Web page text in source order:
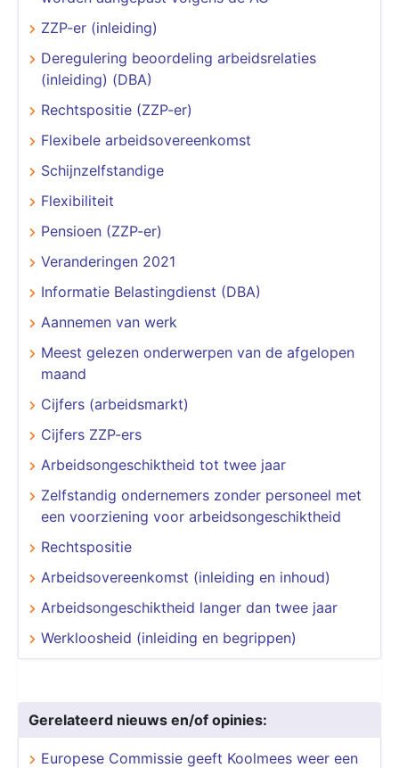
ZZP-er (inleiding)
Deregulering beoordeling arbeidsrelaties
(inleiding) (DBA)
Rechtspositie (ZZP-er)
Flexibele arbeidsovereenkomst
Schijnzelfstandige
Flexibiliteit
Pensioen (ZZP-er)
Veranderingen 2021
Informatie Belastingdienst (DBA)
Aannemen van werk
Meest gelezen onderwerpen van de afgelopen
maand
Cijfers (arbeidsmarkt)
Cijfers ZZP-ers
Arbeidsongeschiktheid tot twee jaar
Zelfstandig ondernemers zonder personeel met
een voorziening voor arbeidsongeschiktheid
Rechtspositie
Arbeidsovereenkomst (inleiding en inhoud)
Arbeidsongeschiktheid langer dan twee jaar
Werkloosheid (inleiding en begrippen)
Gerelateerd nieuws en/of opinies:
Europese Commissie geeft Koolmees weer een